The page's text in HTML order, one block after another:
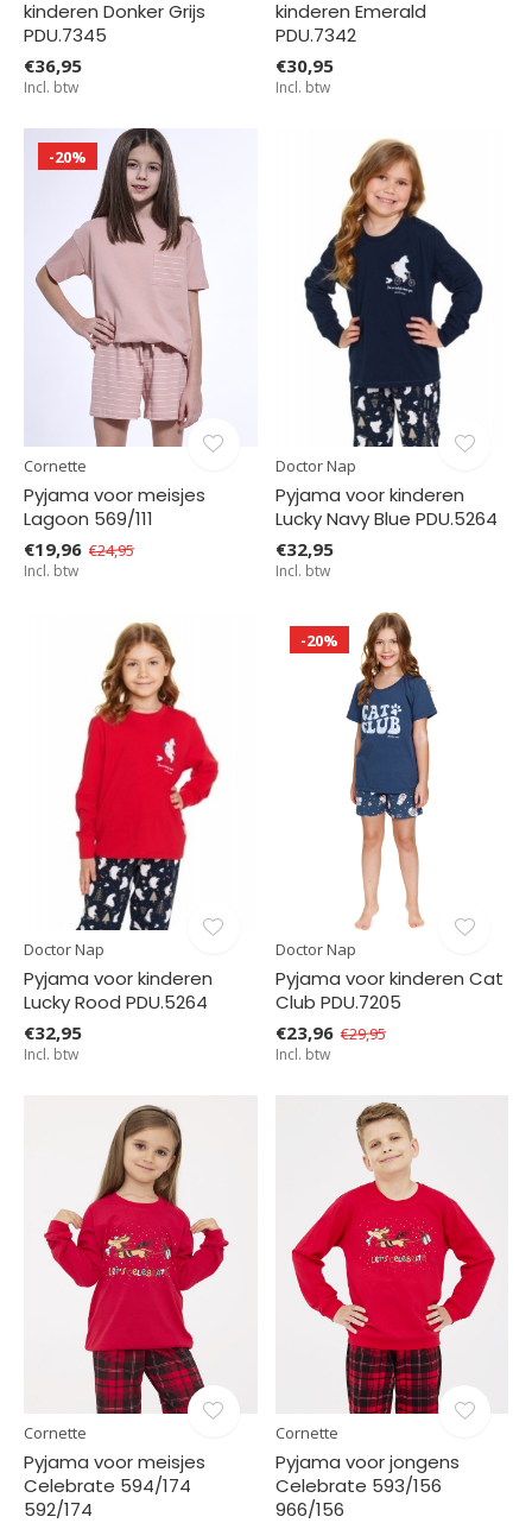
kinderen Donker Grijs
PDU.7345
€36,95
Incl. btw
kinderen Emerald
PDU.7342
€30,95
Incl. btw
-20%
Cornette
Pyjama voor meisjes
Lagoon 569/111
€19,96 €24,95
Incl. btw
Doctor Nap
Pyjama voor kinderen
Lucky Navy Blue PDU.5264
€32,95
Incl. btw
Doctor Nap
Pyjama voor kinderen
Lucky Rood PDU.5264
€32,95
Incl. btw
-20%
Doctor Nap
Pyjama voor kinderen Cat
Club PDU.7205
€23,96 €29,95
Incl. btw
Cornette
Pyjama voor meisjes
Celebrate 594/174
592/174
Cornette
Pyjama voor jongens
Celebrate 593/156
966/156